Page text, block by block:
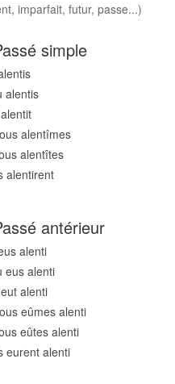
imparfait, futur, passe...)
simple
is
alentis
it
alentîmes
alentîtes
alentirent
antérieur
alenti
eus alenti
alenti
eûmes alenti
eûtes alenti
eurent alenti